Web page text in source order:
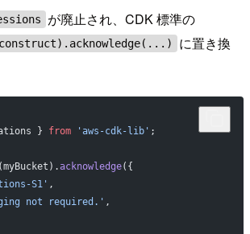
が廃止され、CDK 標準の
に置き換
} from 'aws-cdk-lib' ;
acknowledge({
S1' ,
not required.' ,